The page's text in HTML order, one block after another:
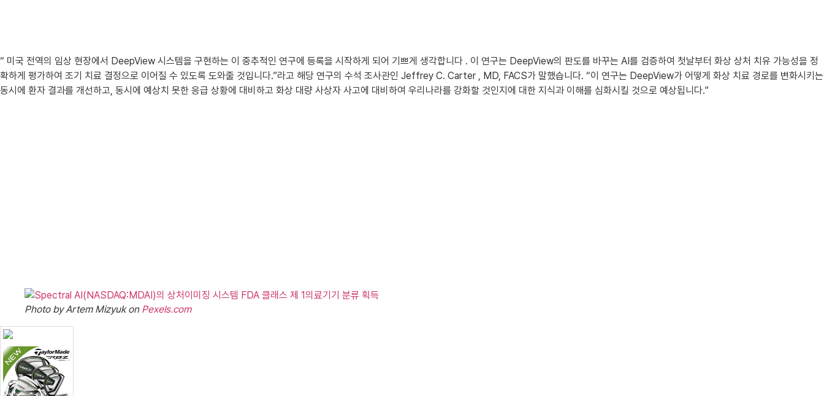
“ 미국 전역의 임상 현장에서 DeepView 시스템을 구현하는 이 중추적인 연구에 등록을 시작하게 되어 기쁘게 생각합니다 . 이 연구는 DeepView의 판도를 바꾸는 AI를 검증하여 첫날부터 화상 ​​상처 치유 가능성을 정
확하게 평가하여 조기 치료 결정으로 이어질 수 있도록 도와줄 것입니다.”라고 해당 연구의 수석 조사관인 Jeffrey C. Carter , MD, FACS가 말했습니다. “이 연구는 DeepView가 어떻게 화상 치료 경로를 변화시키는
동시에 환자 결과를 개선하고, 동시에 예상치 못한 응급 상황에 대비하고 화상 대량 사상자 사고에 대비하여 우리나라를 강화할 것인지에 대한 지식과 이해를 심화시킬 것으로 예상됩니다.”
Photo by Artem Mizyuk on Pexels.com